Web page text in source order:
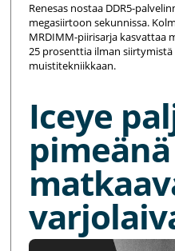
Renesas nostaa DDR5-
megasiirtoon sekunnissa.
MRDIMM-piirisarja kasvattaa
25 prosenttia ilman
muistitekniikkaan.
Iceye
pimeänä